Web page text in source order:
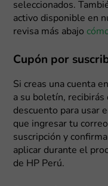
seleccionados.
activo disponible en
revisa más abajo
Cupón por
Si creas una cuenta
a su boletín, recibirás
descuento para usar
que ingresar tu
suscripción y
aplicar durante el
de HP Perú.